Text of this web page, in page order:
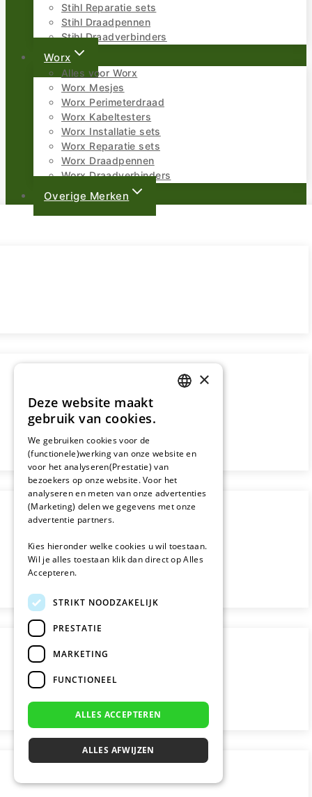
Stihl Reparatie sets
Stihl Draadpennen
Stihl Draadverbinders
Worx
Alles voor Worx
Worx Mesjes
Worx Perimeterdraad
Worx Kabeltesters
Worx Installatie sets
Worx Reparatie sets
Worx Draadpennen
Worx Draadverbinders
Overige Merken
GERMAN
×
Deze website maakt
gebruik van cookies.
We gebruiken cookies voor de
(functionele)werking van onze website en
voor het analyseren(Prestatie) van
bezoekers op onze website. Voor het
analyseren en meten van onze advertenties
(Marketing) delen we gegevens met onze
advertentie partners.
Kies hieronder welke cookies u wil toestaan.
Wil je alles toestaan klik dan direct op Alles
Accepteren.
STRIKT NOODZAKELIJK
PRESTATIE
MARKETING
FUNCTIONEEL
ALLES ACCEPTEREN
ALLES AFWIJZEN